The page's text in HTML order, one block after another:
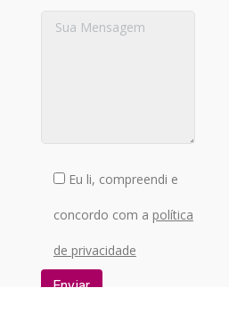
Eu li, compreendi e
concordo com a política
de privacidade